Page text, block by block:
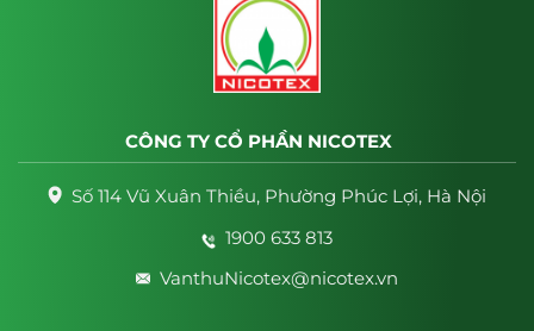
CÔNG TY CỔ PHẦN NICOTEX
Số 114 Vũ Xuân Thiều, Phường Phúc Lợi, Hà Nội
1900 633 813
VanthuNicotex@nicotex.vn